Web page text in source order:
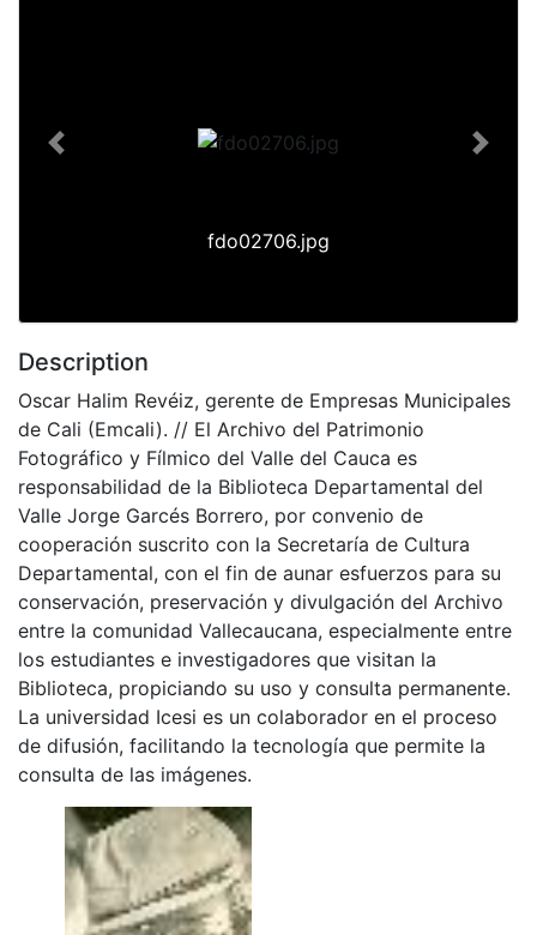
fdo02706.jpg
Previous Next
Description
Oscar Halim Revéiz, gerente de Empresas Municipales
de Cali (Emcali). // El Archivo del Patrimonio
Fotográfico y Fílmico del Valle del Cauca es
responsabilidad de la Biblioteca Departamental del
Valle Jorge Garcés Borrero, por convenio de
cooperación suscrito con la Secretaría de Cultura
Departamental, con el fin de aunar esfuerzos para su
conservación, preservación y divulgación del Archivo
entre la comunidad Vallecaucana, especialmente entre
los estudiantes e investigadores que visitan la
Biblioteca, propiciando su uso y consulta permanente.
La universidad Icesi es un colaborador en el proceso
de difusión, facilitando la tecnología que permite la
consulta de las imágenes.